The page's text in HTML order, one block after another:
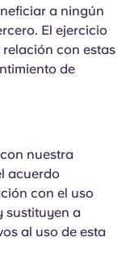
a ningún
El ejercicio
con estas
de
nuestra
acuerdo
con el uso
sustituyen a
al uso de esta